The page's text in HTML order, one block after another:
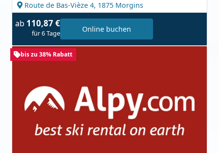
Route de Bas-Vièze 4, 1875 Morgins
ab 110,87 €
für 6 Tage Online buchen
bis zu 38% Rabatt